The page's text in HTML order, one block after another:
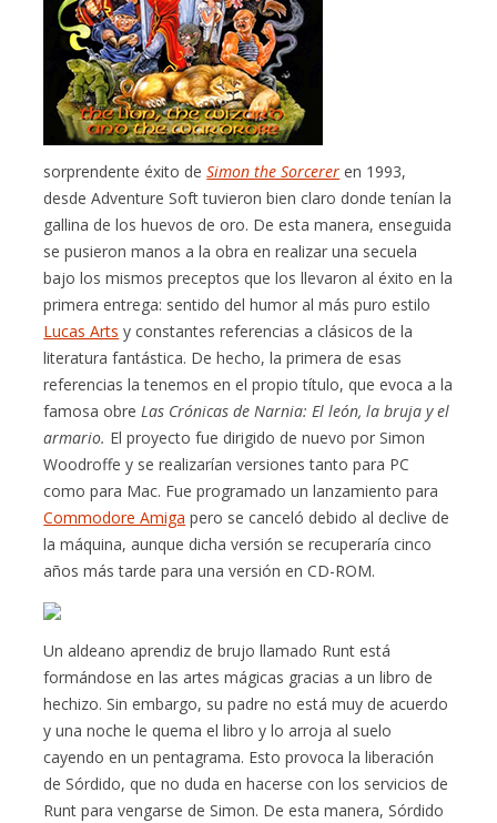
sorprendente éxito deSimon the Sorcerer en 1993,
desde Adventure Soft tuvieron bien claro donde tenían la
gallina de los huevos de oro. De esta manera, enseguida
se pusieron manos a la obra en realizar una secuela
bajo los mismos preceptos que los llevaron al éxito en la
primera entrega: sentido del humor al más puro estilo
Lucas Arts y constantes referencias a clásicos de la
literatura fantástica. De hecho, la primera de esas
referencias la tenemos en el propio título, que evoca a la
famosa obreLas Crónicas de Narnia: El león, la bruja y el
armario. El proyecto fue dirigido de nuevo por Simon
Woodroffe y se realizarían versiones tanto para PC
como para Mac. Fue programado un lanzamiento para
Commodore Amiga pero se canceló debido al declive de
la máquina, aunque dicha versión se recuperaría cinco
años más tarde para una versión en CD-ROM.
Un aldeano aprendiz de brujo llamado Runt está
formándose en las artes mágicas gracias a un libro de
hechizo. Sin embargo, su padre no está muy de acuerdo
y una noche le quema el libro y lo arroja al suelo
cayendo en un pentagrama. Esto provoca la liberación
de Sórdido, que no duda en hacerse con los servicios de
Runt para vengarse de Simon. De esta manera, Sórdido